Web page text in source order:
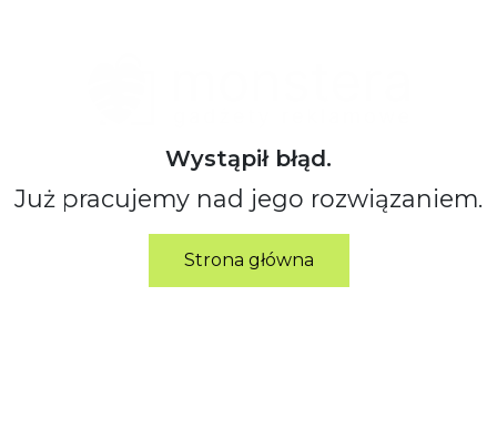
Wystąpił błąd.
Już pracujemy nad jego rozwiązaniem.
Strona główna